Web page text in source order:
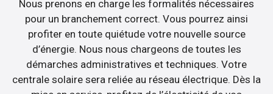
Nous prenons en charge les formalités nécessaires
pour un branchement correct. Vous pourrez ainsi
profiter en toute quiétude votre nouvelle source
d’énergie. Nous nous chargeons de toutes les
démarches administratives et techniques. Votre
centrale solaire sera reliée au réseau électrique. Dès la